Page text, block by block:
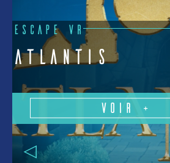
ESCAPE VR
Atlantis
Voir +